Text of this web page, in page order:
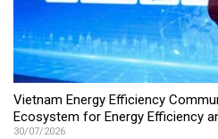
Vietnam Energy Efficiency
Ecosystem for Energy Efficiency
30/07/2026